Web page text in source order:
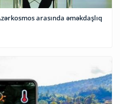
arasında əməkdaşlıq